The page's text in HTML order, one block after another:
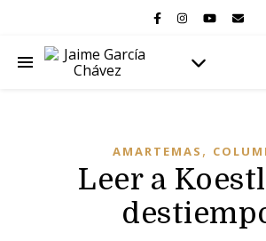
AMARTEMAS ,
Leer a